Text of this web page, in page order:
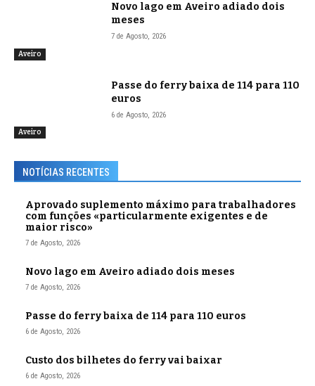
Aveiro
Novo lago em Aveiro adiado dois
meses
7 de Agosto, 2026
Aveiro
Passe do ferry baixa de 114 para 110
euros
6 de Agosto, 2026
NOTÍCIAS RECENTES
Aprovado suplemento máximo para trabalhadores
com funções «particularmente exigentes e de
maior risco»
7 de Agosto, 2026
Novo lago em Aveiro adiado dois meses
7 de Agosto, 2026
Passe do ferry baixa de 114 para 110 euros
6 de Agosto, 2026
Custo dos bilhetes do ferry vai baixar
6 de Agosto, 2026